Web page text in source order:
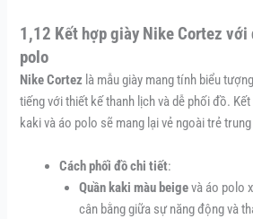
1,12 Kết hợp giày Nike Cortez với
polo
Nike Cortez là mẫu giày mang tính biểu
tiếng với thiết kế thanh lịch và dễ phối đồ.
kaki và áo polo sẽ mang lại vẻ ngoài trẻ
Cách phối đồ chi tiết:
Quần kaki màu beigevà áo polo
cân bằng giữa sự năng động và